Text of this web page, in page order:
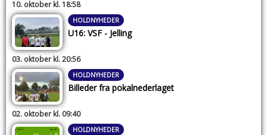
10. oktober kl. 18:58
HOLDNYHEDER
U16: VSF - Jelling
03. oktober kl. 20:56
HOLDNYHEDER
Billeder fra pokalnederlaget
02. oktober kl. 09:40
HOLDNYHEDER